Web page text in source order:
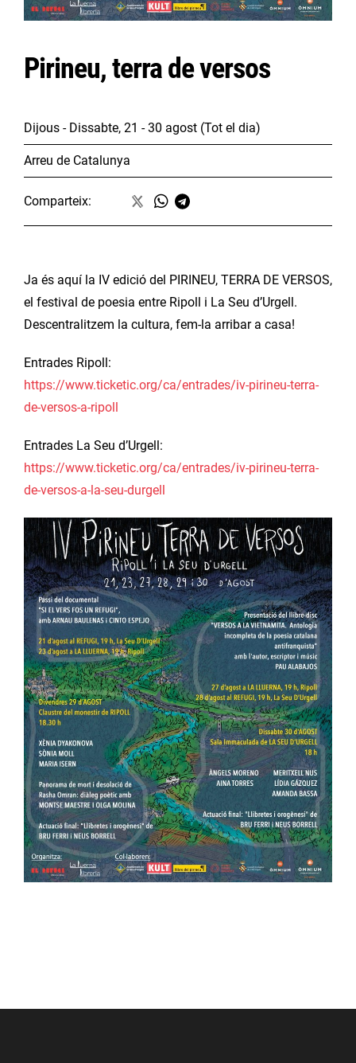
Pirineu, terra de versos
Dijous - Dissabte, 21 - 30 agost (Tot el dia)
Arreu de Catalunya
Comparteix:
Ja és aquí la IV edició del PIRINEU, TERRA DE VERSOS,
el festival de poesia entre Ripoll i La Seu d’Urgell.
Descentralitzem la cultura, fem-la arribar a casa!
Entrades Ripoll:
https://www.ticketic.org/ca/entrades/iv-pirineu-terra-
de-versos-a-ripoll
Entrades La Seu d’Urgell:
https://www.ticketic.org/ca/entrades/iv-pirineu-terra-
de-versos-a-la-seu-durgell